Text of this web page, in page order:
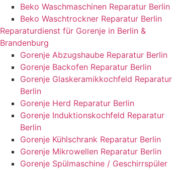
Beko Waschmaschinen Reparatur Berlin
Beko Waschtrockner Reparatur Berlin
Reparaturdienst für Gorenje in Berlin &
Brandenburg
Gorenje Abzugshaube Reparatur Berlin
Gorenje Backofen Reparatur Berlin
Gorenje Glaskeramikkochfeld Reparatur
Berlin
Gorenje Herd Reparatur Berlin
Gorenje Induktionskochfeld Reparatur
Berlin
Gorenje Kühlschrank Reparatur Berlin
Gorenje Mikrowellen Reparatur Berlin
Gorenje Spülmaschine / Geschirrspüler